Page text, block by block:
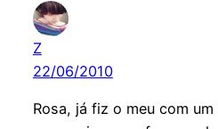
Z
22/06/2010
Rosa, já fiz o meu com